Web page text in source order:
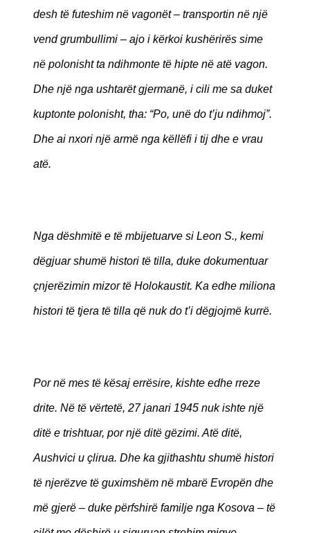
desh të futeshim në vagonët – transportin në një
vend grumbullimi – ajo i kërkoi kushërirës sime
në polonisht ta ndihmonte të hipte në atë vagon.
Dhe një nga ushtarët gjermanë, i cili me sa duket
kuptonte polonisht, tha: “Po, unë do t’ju ndihmoj”.
Dhe ai nxori një armë nga këllëfi i tij dhe e vrau
atë.
Nga dëshmitë e të mbijetuarve si Leon S., kemi
dëgjuar shumë histori të tilla, duke dokumentuar
çnjerëzimin mizor të Holokaustit. Ka edhe miliona
histori të tjera të tilla që nuk do t’i dëgjojmë kurrë.
Por në mes të kësaj errësire, kishte edhe rreze
drite. Në të vërtetë, 27 janari 1945 nuk ishte një
ditë e trishtuar, por një ditë gëzimi. Atë ditë,
Aushvici u çlirua. Dhe ka gjithashtu shumë histori
të njerëzve të guximshëm në mbarë Evropën dhe
më gjerë – duke përfshirë familje nga Kosova – të